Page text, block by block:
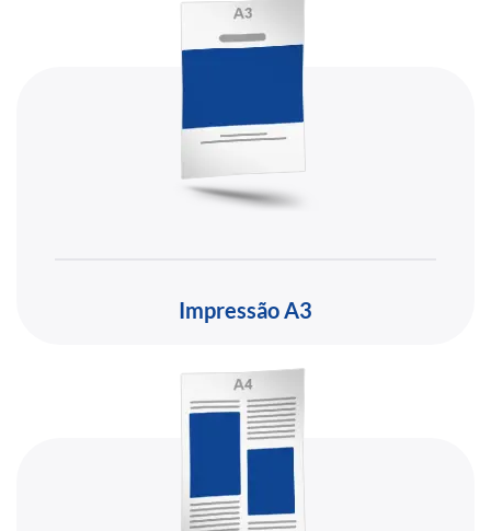
Impressão A3